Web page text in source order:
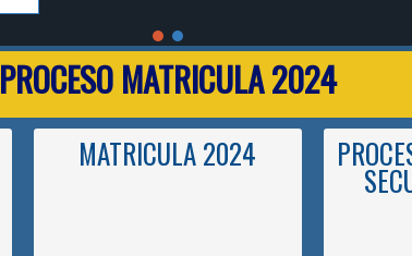
PROCESO MATRICULA 2024
MATRICULA 2024